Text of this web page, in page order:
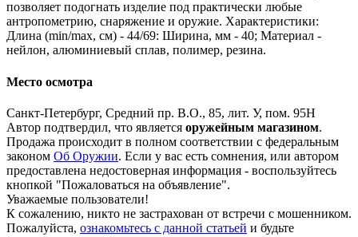
позволяет подогнать изделие под практически любые
антропометрию, снаряжение и оружие. Характеристики:
Длина (min/max, см) - 44/69: Ширина, мм - 40; Материал -
нейлон, алюминиевый сплав, полимер, резина.
Место осмотра
Санкт-Петербург, Средний пр. В.О., 85, лит. У, пом. 95Н
Автор подтвердил, что является оружейным магазином.
Продажа происходит в полном соответствии с федеральным
законом Об Оружии. Если у вас есть сомнения, или автором
предоставлена недостоверная информация - воспользуйтесь
кнопкой "Пожаловаться на объявление".
Уважаемые пользователи!
К сожалению, никто не застрахован от встречи с мошенником.
Пожалуйста, ознакомьтесь с данной статьей и будьте